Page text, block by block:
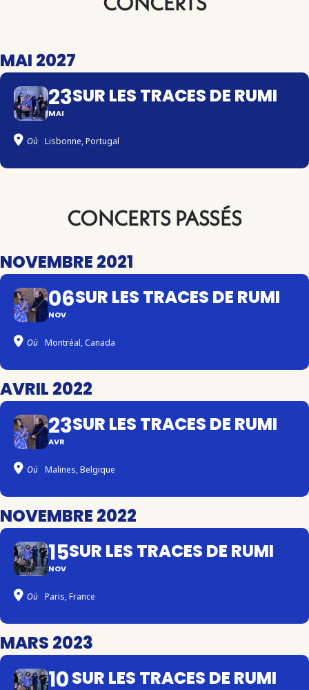
MAI 2027
23
MAI
SUR LES TRACES DE RUMI
Où Lisbonne, Portugal
CONCERTS PASSÉS
NOVEMBRE 2021
06
NOV
SUR LES TRACES DE RUMI
Où Montréal, Canada
AVRIL 2022
23
AVR
SUR LES TRACES DE RUMI
Où Malines, Belgique
NOVEMBRE 2022
15
NOV
SUR LES TRACES DE RUMI
Où Paris, France
MARS 2023
10SUR LES TRACES DE RUMI